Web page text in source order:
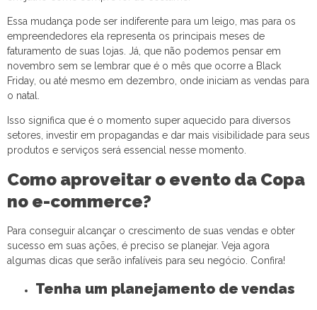
Essa mudança pode ser indiferente para um leigo, mas para os
empreendedores ela representa os principais meses de
faturamento de suas lojas. Já, que não podemos pensar em
novembro sem se lembrar que é o mês que ocorre a Black
Friday, ou até mesmo em dezembro, onde iniciam as vendas para
o natal.
Isso significa que é o momento super aquecido para diversos
setores, investir em propagandas e dar mais visibilidade para seus
produtos e serviços será essencial nesse momento.
Como aproveitar o evento da Copa
no e-commerce?
Para conseguir alcançar o crescimento de suas vendas e obter
sucesso em suas ações, é preciso se planejar. Veja agora
algumas dicas que serão infalíveis para seu negócio. Confira!
Tenha um planejamento de vendas